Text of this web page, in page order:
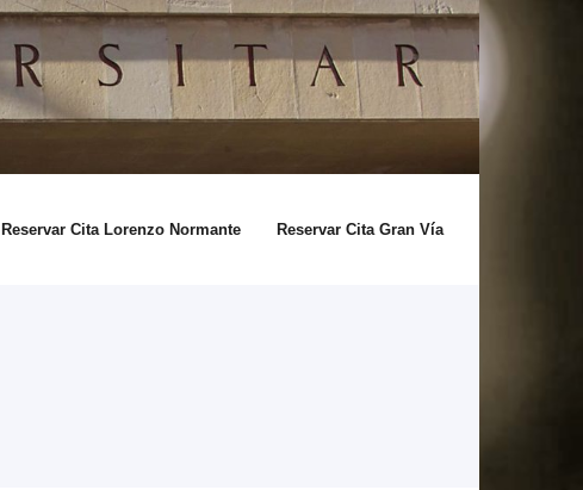
Reservar Cita Lorenzo Normante Reservar Cita Gran Vía